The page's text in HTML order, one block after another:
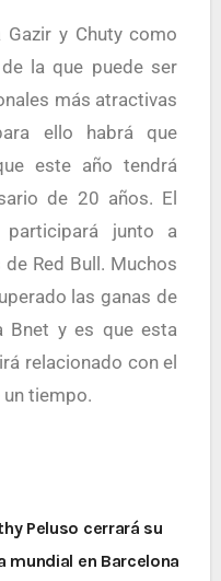
la que puede ser
más atractivas
ello habrá que
este año tendrá
de 20 años. El
participará junto a
Red Bull. Muchos
las ganas de
Bnet y es que esta
relacionado con el
tiempo.
Peluso cerrará su
mundial en Barcelona